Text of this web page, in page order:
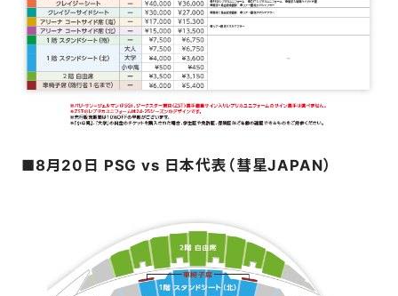
■8月20日 PSG vs 日本代表（彗星JAPAN）